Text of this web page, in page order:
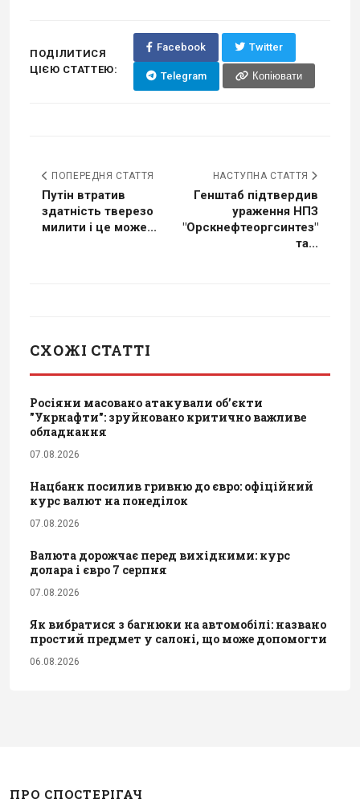
ПОДІЛИТИСЯ
ЦІЄЮ СТАТТЕЮ:
Facebook Twitter
Telegram Копіювати
ПОПЕРЕДНЯ СТАТТЯ
Путін втратив
здатність тверезо
милити і це може...
НАСТУПНА СТАТТЯ
Генштаб підтвердив
ураження НПЗ
"Орскнефтеоргсинтез"
та...
СХОЖІ СТАТТІ
Росіяни масовано атакували обʼєкти
"Укрнафти": зруйновано критично важливе
обладнання
07.08.2026
Нацбанк посилив гривню до євро: офіційний
курс валют на понеділок
07.08.2026
Валюта дорожчає перед вихідними: курс
долара і євро 7 серпня
07.08.2026
Як вибратися з багнюки на автомобілі: названо
простий предмет у салоні, що може допомогти
06.08.2026
ПРО СПОСТЕРІГАЧ